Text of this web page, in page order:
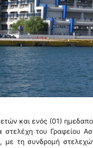
και ενός (01)
του Γραφείου
με τη συνδρομή